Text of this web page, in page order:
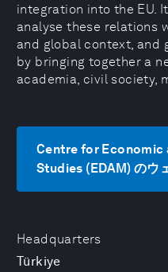
Headquarters
Türkiye
integration into the EU.
analyse these relations
and global context, and
by bringing together a
academia, civil society,
Centre for Economic
Studies (EDAM) のウ